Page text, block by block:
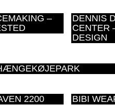
–
DENNIS
CENTER
DESIGN
2200 BIBI